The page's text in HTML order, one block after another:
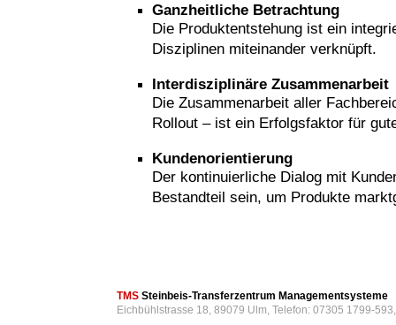
Ganzheitliche Betrachtung
Die Produktentstehung ist ein
Disziplinen miteinander verknüpft.
Interdisziplinäre Zusammenarbeit
Die Zusammenarbeit aller
Rollout – ist ein Erfolgsfaktor für
Kundenorientierung
Der kontinuierliche Dialog mit
Bestandteil sein, um Produkte
TMS Steinbeis-Transferzentrum Managementsysteme
Eichbühlstrasse 18, 89079 Ulm, Telefon: 07305 1799-